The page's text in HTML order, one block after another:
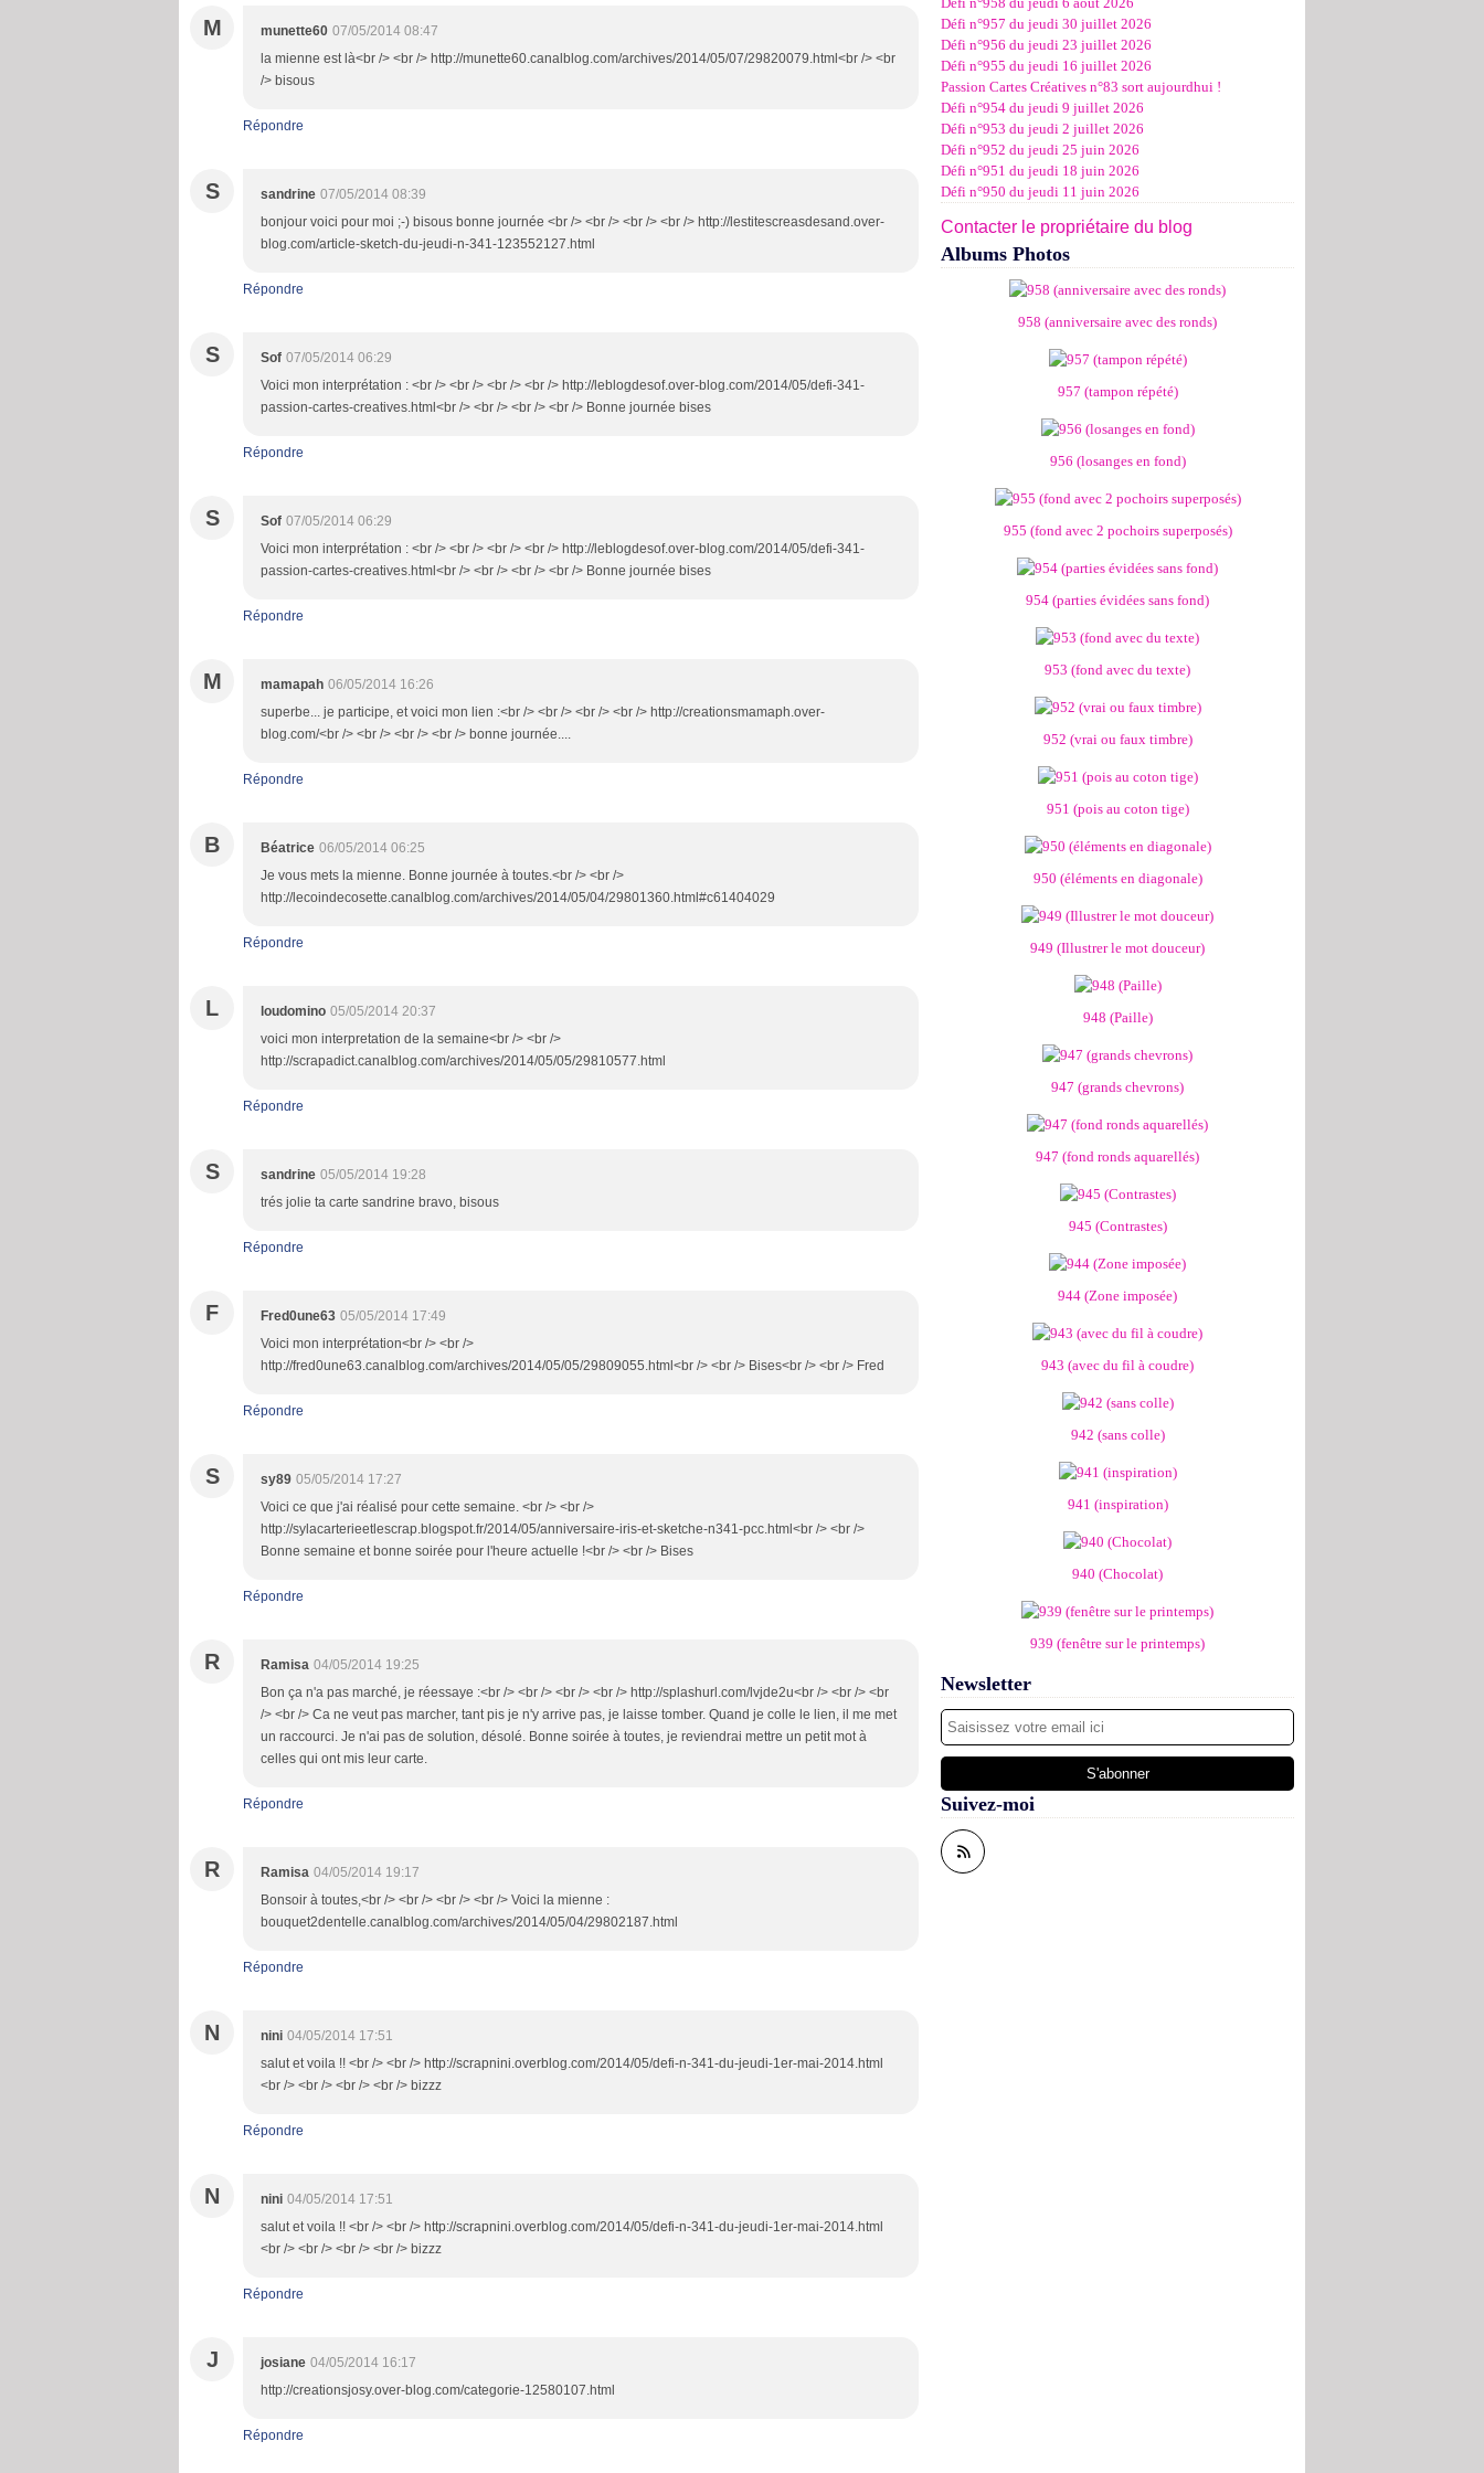
M munette60 07/05/2014 08:47
la mienne est là<br /> <br /> http://munette60.canalblog.com/archives/2014/05/07/29820079.html<br /> <br
/> bisous
Répondre
S sandrine 07/05/2014 08:39
bonjour voici pour moi ;-) bisous bonne journée <br /> <br /> <br /> <br /> http://lestitescreasdesand.over-
blog.com/article-sketch-du-jeudi-n-341-123552127.html
Répondre
S Sof 07/05/2014 06:29
Voici mon interprétation : <br /> <br /> <br /> <br /> http://leblogdesof.over-blog.com/2014/05/defi-341-
passion-cartes-creatives.html<br /> <br /> <br /> <br /> Bonne journée bises
Répondre
S Sof 07/05/2014 06:29
Voici mon interprétation : <br /> <br /> <br /> <br /> http://leblogdesof.over-blog.com/2014/05/defi-341-
passion-cartes-creatives.html<br /> <br /> <br /> <br /> Bonne journée bises
Répondre
M mamapah 06/05/2014 16:26
superbe... je participe, et voici mon lien :<br /> <br /> <br /> <br /> http://creationsmamaph.over-
blog.com/<br /> <br /> <br /> <br /> bonne journée....
Répondre
B Béatrice 06/05/2014 06:25
Je vous mets la mienne. Bonne journée à toutes.<br /> <br />
http://lecoindecosette.canalblog.com/archives/2014/05/04/29801360.html#c61404029
Répondre
L loudomino 05/05/2014 20:37
voici mon interpretation de la semaine<br /> <br />
http://scrapadict.canalblog.com/archives/2014/05/05/29810577.html
Répondre
S sandrine 05/05/2014 19:28
trés jolie ta carte sandrine bravo, bisous
Répondre
F Fred0une63 05/05/2014 17:49
Voici mon interprétation<br /> <br />
http://fred0une63.canalblog.com/archives/2014/05/05/29809055.html<br /> <br /> Bises<br /> <br /> Fred
Répondre
S sy89 05/05/2014 17:27
Voici ce que j'ai réalisé pour cette semaine. <br /> <br />
http://sylacarterieetlescrap.blogspot.fr/2014/05/anniversaire-iris-et-sketche-n341-pcc.html<br /> <br />
Bonne semaine et bonne soirée pour l'heure actuelle !<br /> <br /> Bises
Répondre
R Ramisa 04/05/2014 19:25
Bon ça n'a pas marché, je réessaye :<br /> <br /> <br /> <br /> http://splashurl.com/lvjde2u<br /> <br /> <br
/> <br /> Ca ne veut pas marcher, tant pis je n'y arrive pas, je laisse tomber. Quand je colle le lien, il me met
un raccourci. Je n'ai pas de solution, désolé. Bonne soirée à toutes, je reviendrai mettre un petit mot à
celles qui ont mis leur carte.
Répondre
R Ramisa 04/05/2014 19:17
Bonsoir à toutes,<br /> <br /> <br /> <br /> Voici la mienne :
bouquet2dentelle.canalblog.com/archives/2014/05/04/29802187.html
Répondre
N nini 04/05/2014 17:51
salut et voila !! <br /> <br /> http://scrapnini.overblog.com/2014/05/defi-n-341-du-jeudi-1er-mai-2014.html
<br /> <br /> <br /> <br /> bizzz
Répondre
N nini 04/05/2014 17:51
salut et voila !! <br /> <br /> http://scrapnini.overblog.com/2014/05/defi-n-341-du-jeudi-1er-mai-2014.html
<br /> <br /> <br /> <br /> bizzz
Répondre
J josiane 04/05/2014 16:17
http://creationsjosy.over-blog.com/categorie-12580107.html
Répondre
Janvier (4)
Février (8)
Janvier (6)
Mars(12)
Février (14)
Janvier (13)
Avril(19)
Mars(13)
Février (14)
Janvier (15)
Mai(11)
Avril(14)
Mars(16)
Février (14)
Janvier(18)
Juin(16)
Mai(19)
Avril(24)
Mars(16)
Février(15)
Janvier (19)
Juillet(17)
Juin(15)
Mai(19)
Avril(20)
Mars(8)
Février(17)
Janvier (15)
Défi n°957 du jeudi 30 juillet 2026
Défi n°956 du jeudi 23 juillet 2026
Défi n°955 du jeudi 16 juillet 2026
Passion Cartes Créatives n°83 sort aujourdhui !
Défi n°954 du jeudi 9 juillet 2026
Défi n°953 du jeudi 2 juillet 2026
Défi n°952 du jeudi 25 juin 2026
Défi n°951 du jeudi 18 juin 2026
Défi n°950 du jeudi 11 juin 2026
Contacter le propriétaire du blog
Albums Photos
958 (anniversaire avec des ronds)
957 (tampon répété)
956 (losanges en fond)
955 (fond avec 2 pochoirs superposés)
954 (parties évidées sans fond)
953 (fond avec du texte)
952 (vrai ou faux timbre)
951 (pois au coton tige)
950 (éléments en diagonale)
949 (Illustrer le mot douceur)
948 (Paille)
947 (grands chevrons)
947 (fond ronds aquarellés)
945 (Contrastes)
944 (Zone imposée)
943 (avec du fil à coudre)
942 (sans colle)
941 (inspiration)
940 (Chocolat)
939 (fenêtre sur le printemps)
Newsletter
Suivez-moi